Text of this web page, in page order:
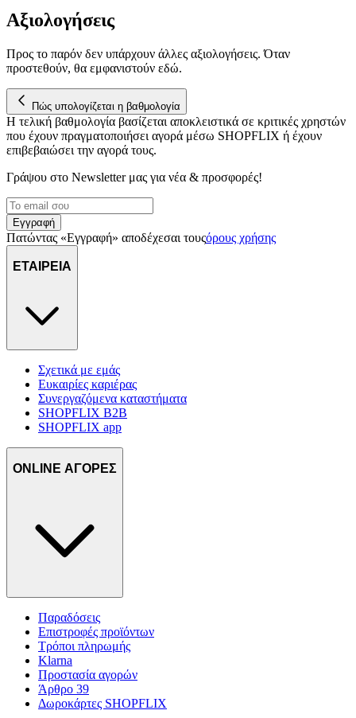
Αξιολογήσεις
Προς το παρόν δεν υπάρχουν άλλες αξιολογήσεις. Όταν
προστεθούν, θα εμφανιστούν εδώ.
Πώς υπολογίζεται η βαθμολογία
Η τελική βαθμολογία βασίζεται αποκλειστικά σε κριτικές χρηστών
που έχουν πραγματοποιήσει αγορά μέσω SHOPFLIX ή έχουν
επιβεβαιώσει την αγορά τους.
Γράψου στο Νewsletter μας για νέα & προσφορές!
Εγγραφή
Πατώντας «Εγγραφή» αποδέχεσαι τουςόρους χρήσης
ΕΤΑΙΡΕΙΑ
Σχετικά με εμάς
Ευκαιρίες καριέρας
Συνεργαζόμενα καταστήματα
SHOPFLIX B2B
SHOPFLIX app
ONLINE ΑΓΟΡΕΣ
Παραδόσεις
Επιστροφές προϊόντων
Τρόποι πληρωμής
Klarna
Προστασία αγορών
Άρθρο 39
Δωροκάρτες SHOPFLIX